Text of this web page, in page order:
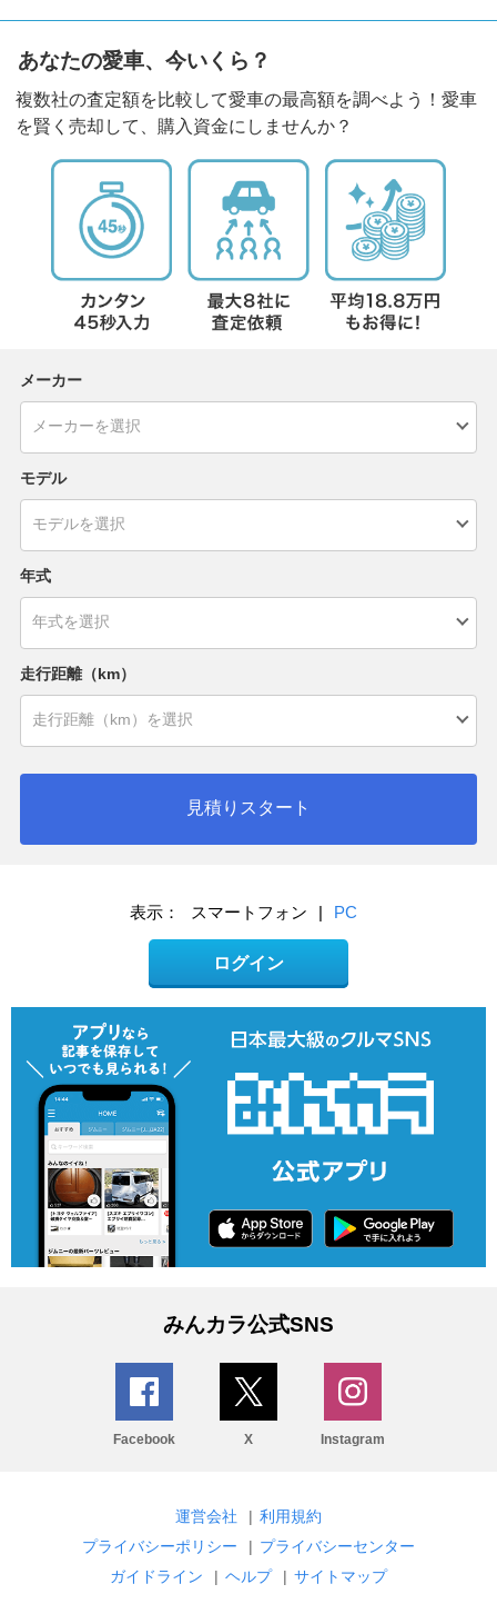
あなたの愛車、今いくら？
複数社の査定額を比較して愛車の最高額を調べよう！愛車
を賢く売却して、購入資金にしませんか？
メーカー
モデル
年式
走行距離（km）
見積りスタート
表示： スマートフォン | PC
ログイン
みんカラ公式SNS
Facebook X Instagram
運営会社 | 利用規約
プライバシーポリシー
| プライバシーセンター
ガイドライン
| ヘルプ | サイトマップ